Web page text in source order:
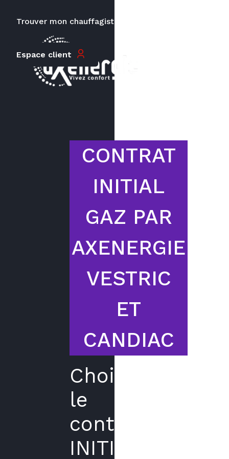
Trouver mon chauffagiste
Espace client
CONTRAT
INITIAL
GAZ PAR
AXENERGIE
VESTRIC
ET
CANDIAC
Choisir
le
contrat
INITIAL